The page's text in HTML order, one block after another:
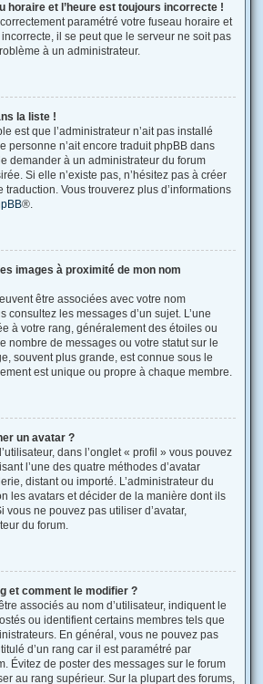
horaire et l’heure est toujours incorrecte !
paramétré votre fuseau horaire et
il se peut que le serveur ne soit pas
à un administrateur.
la liste !
est que l’administrateur n’ait pas installé
personne n’ait encore traduit phpBB dans
demander à un administrateur du forum
Si elle n’existe pas, n’hésitez pas à créer
Vous trouverez plus d’informations
®.
images à proximité de mon nom
être associées avec votre nom
consultez les messages d’un sujet. L’une
à votre rang, généralement des étoiles ou
nombre de messages ou votre statut sur le
souvent plus grande, est connue sous le
est unique ou propre à chaque membre.
un avatar ?
dans l’onglet « profil » vous pouvez
l’une des quatre méthodes d’avatar
distant ou importé. L’administrateur du
les avatars et décider de la manière dont ils
vous ne pouvez pas utiliser d’avatar,
du forum.
et comment le modifier ?
associés au nom d’utilisateur, indiquent le
ou identifient certains membres tels que
En général, vous ne pouvez pas
d’un rang car il est paramétré par
Évitez de poster des messages sur le forum
au rang supérieur. Sur la plupart des forums,